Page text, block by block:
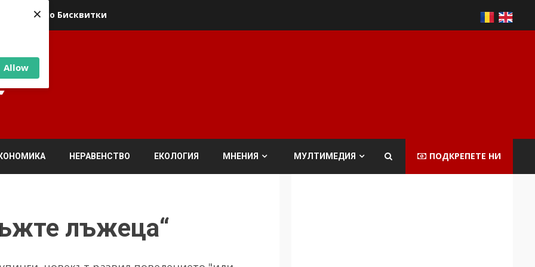
Allow
×
относно Бисквитки
НЕРАВЕНСТВО ЕКОЛОГИЯ МНЕНИЯ МУЛТИМЕДИЯ ПОДКРЕПЕТЕ НИ
лъжеца“